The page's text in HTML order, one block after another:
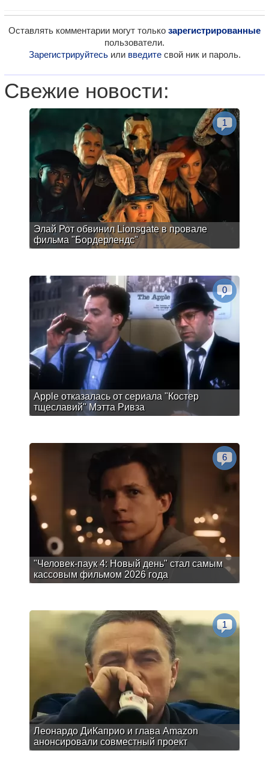
Оставлять комментарии могут только зарегистрированные
пользователи.
Зарегистрируйтесьили введитесвой ник и пароль.
Свежие новости:
Элай Рот обвинил Lionsgate в провале
фильма "Бордерлендс"
1
Apple отказалась от сериала "Костер
тщеславий" Мэтта Ривза
0
"Человек-паук 4: Новый день" стал самым
кассовым фильмом 2026 года
6
Леонардо ДиКаприо и глава Amazon
анонсировали совместный проект
1